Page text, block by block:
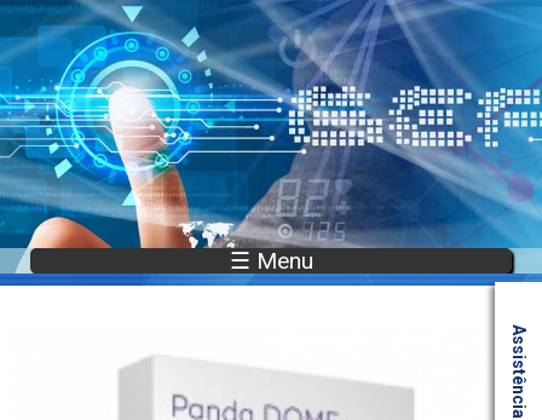
☰ Menu
Assistência